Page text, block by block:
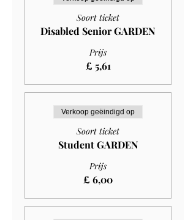
Soort ticket
Disabled Senior GARDEN
Prijs
£ 5,61
Verkoop geëindigd op
Soort ticket
Student GARDEN
Prijs
£ 6,00